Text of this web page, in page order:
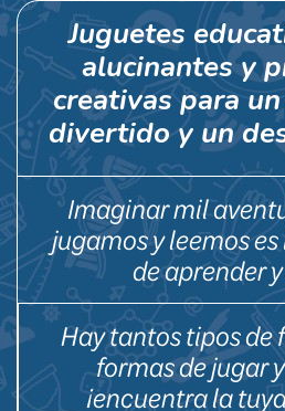
Juguetes
alucinantes y
creativas para
divertido y un
Imaginar mil
jugamos y leemos
de aprender
Hay tantos tipos de
formas de jugar
¡encuentra la